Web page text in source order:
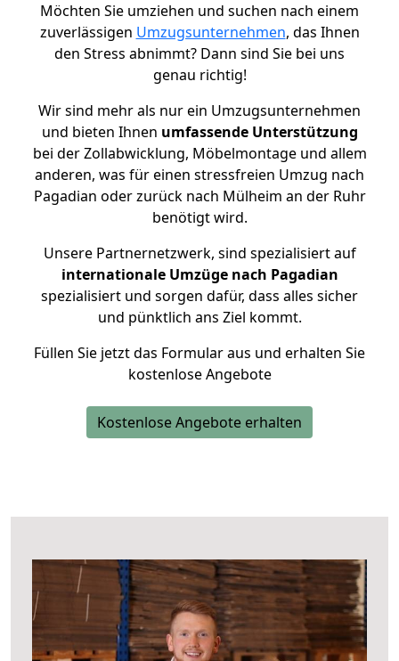
Möchten Sie umziehen und suchen nach einem
zuverlässigen Umzugsunternehmen, das Ihnen
den Stress abnimmt? Dann sind Sie bei uns
genau richtig!
Wir sind mehr als nur ein Umzugsunternehmen
und bieten Ihnen umfassende Unterstützung
bei der Zollabwicklung, Möbelmontage und allem
anderen, was für einen stressfreien Umzug nach
Pagadian oder zurück nach Mülheim an der Ruhr
benötigt wird.
Unsere Partnernetzwerk, sind spezialisiert auf
internationale Umzüge nach Pagadian
spezialisiert und sorgen dafür, dass alles sicher
und pünktlich ans Ziel kommt.
Füllen Sie jetzt das Formular aus und erhalten Sie
kostenlose Angebote
Kostenlose Angebote erhalten